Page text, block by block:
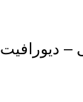
– ديورافيت